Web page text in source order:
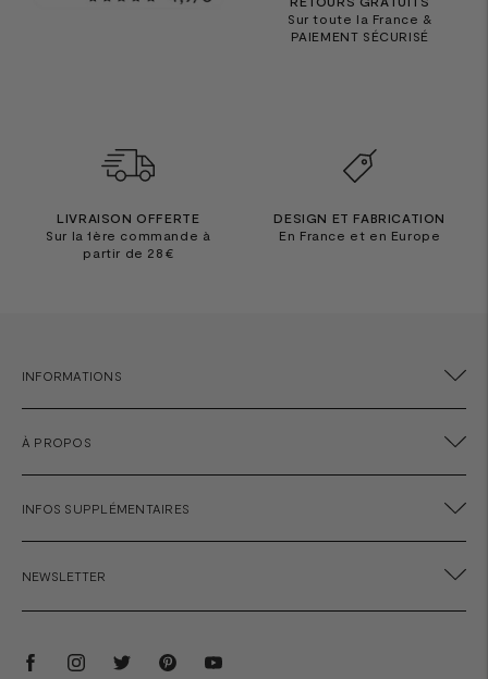
Sur toute la France &
PAIEMENT SÉCURISÉ
LIVRAISON OFFERTE
Sur la 1ère commande à
partir de 28€
DESIGN ET FABRICATION
En France et en Europe
INFORMATIONS
À PROPOS
INFOS SUPPLÉMENTAIRES
NEWSLETTER